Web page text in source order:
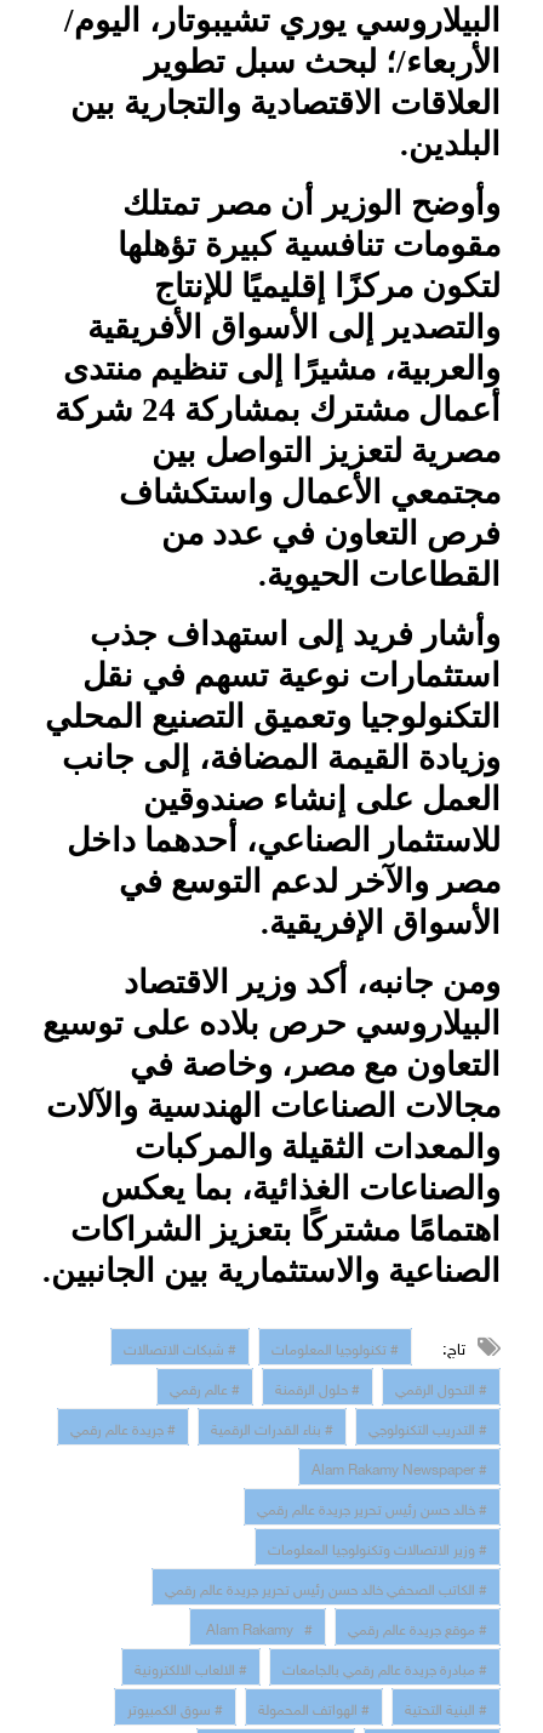
البيلاروسي يوري تشيبوتار، اليوم/
الأربعاء/؛ لبحث سبل تطوير
العلاقات الاقتصادية والتجارية بين
البلدين.
وأوضح الوزير أن مصر تمتلك
مقومات تنافسية كبيرة تؤهلها
لتكون مركزًا إقليميًا للإنتاج
والتصدير إلى الأسواق الأفريقية
والعربية، مشيرًا إلى تنظيم منتدى
أعمال مشترك بمشاركة 24 شركة
مصرية لتعزيز التواصل بين
مجتمعي الأعمال واستكشاف
فرص التعاون في عدد من
القطاعات الحيوية.
وأشار فريد إلى استهداف جذب
استثمارات نوعية تسهم في نقل
التكنولوجيا وتعميق التصنيع المحلي
وزيادة القيمة المضافة، إلى جانب
العمل على إنشاء صندوقين
للاستثمار الصناعي، أحدهما داخل
مصر والآخر لدعم التوسع في
الأسواق الإفريقية.
ومن جانبه، أكد وزير الاقتصاد
البيلاروسي حرص بلاده على توسيع
التعاون مع مصر، وخاصة في
مجالات الصناعات الهندسية والآلات
والمعدات الثقيلة والمركبات
والصناعات الغذائية، بما يعكس
اهتمامًا مشتركًا بتعزيز الشراكات
الصناعية والاستثمارية بين الجانبين.
تاج: # تكنولوجيا المعلومات
# شبكات الاتصالات
# التحول الرقمي
# حلول الرقمنة
# عالم رقمي
# التدريب التكنولوجي
# بناء القدرات الرقمية
# جريدة عالم رقمي
# Alam Rakamy Newspaper
# خالد حسن رئيس تحرير جريدة عالم رقمي
# وزير الاتصالات وتكنولوجيا المعلومات
# الكاتب الصحفي خالد حسن رئيس تحرير جريدة عالم رقمي
# موقع جريدة عالم رقمي
# Alam Rakamy
# مبادرة جريدة عالم رقمي بالجامعات
# الالعاب الالكترونية
# البنية التحتية
# الهواتف المحمولة
# سوق الكمبيوتر